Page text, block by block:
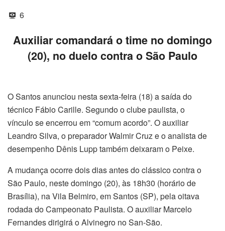
6
Auxiliar comandará o time no domingo
(20), no duelo contra o São Paulo
O Santos anunciou nesta sexta-feira (18) a saída do
técnico Fábio Carille. Segundo o clube paulista, o
vínculo se encerrou em “comum acordo”. O auxiliar
Leandro Silva, o preparador Walmir Cruz e o analista de
desempenho Dênis Lupp também deixaram o Peixe.
A mudança ocorre dois dias antes do clássico contra o
São Paulo, neste domingo (20), às 18h30 (horário de
Brasília), na Vila Belmiro, em Santos (SP), pela oitava
rodada do Campeonato Paulista. O auxiliar Marcelo
Fernandes dirigirá o Alvinegro no San-São.